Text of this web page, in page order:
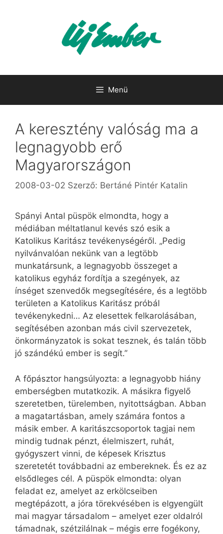
Menü
A keresztény valóság ma a
legnagyobb erő
Magyarországon
2008-03-02 Szerző: Bertáné Pintér Katalin
Spányi Antal püspök elmondta, hogy a
médiában méltatlanul kevés szó esik a
Katolikus Karitász tevékenységéről. „Pedig
nyilvánvalóan nekünk van a legtöbb
munkatársunk, a legnagyobb összeget a
katolikus egyház fordítja a szegények, az
ínséget szenvedők megsegítésére, és a legtöbb
területen a Katolikus Karitász próbál
tevékenykedni… Az elesettek felkarolásában,
segítésében azonban más civil szervezetek,
önkormányzatok is sokat tesznek, és talán több
jó szándékú ember is segít.”
A főpásztor hangsúlyozta: a legnagyobb hiány
emberségben mutatkozik. A másikra figyelő
szeretetben, türelemben, nyitottságban. Abban
a magatartásban, amely számára fontos a
másik ember. A karitászcsoportok tagjai nem
mindig tudnak pénzt, élelmiszert, ruhát,
gyógyszert vinni, de képesek Krisztus
szeretetét továbbadni az embereknek. És ez az
elsődleges cél. A püspök elmondta: olyan
feladat ez, amelyet az erkölcseiben
megtépázott, a jóra törekvésében is elgyengült
mai magyar társadalom – amelyet ezer oldalról
támadnak, szétzilálnak – mégis erre fogékony,